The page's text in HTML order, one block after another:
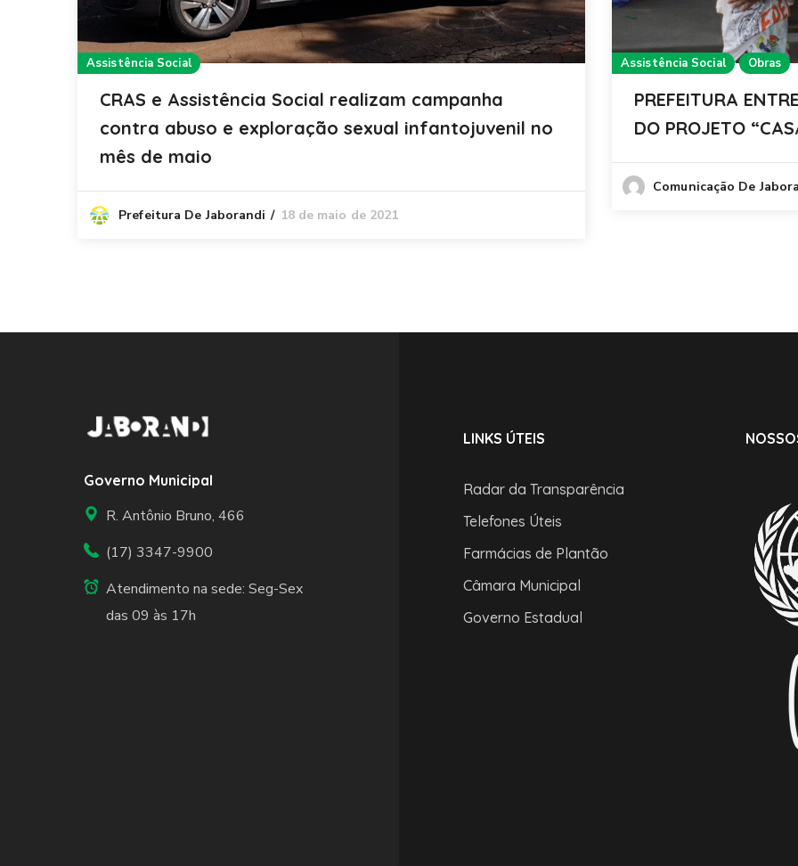
Assistência Social
CRAS e Assistência Social realizam campanha
contra abuso e exploração sexual infantojuvenil no
mês de maio
Prefeitura De Jaborandi 18 de maio de 2021
Assistência Social Obras
PREFEITURA
DO PROJETO
Comunicação De
Governo Municipal
R. Antônio Bruno, 466
(17) 3347-9900
Atendimento na sede: Seg-Sex
das 09 às 17h
LINKS ÚTEIS
Radar da Transparência
Telefones Úteis
Farmácias de Plantão
Câmara Municipal
Governo Estadual